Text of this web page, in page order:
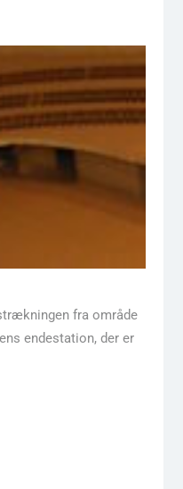
fra område
endestation, der er